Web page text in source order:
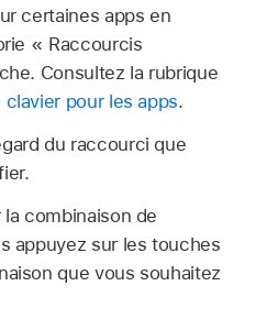
certaines apps en
« Raccourcis
Consultez la rubrique
pour les apps.
du raccourci que
combinaison de
appuyez sur les touches
que vous souhaitez